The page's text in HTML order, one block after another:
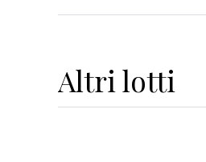
Altri lotti